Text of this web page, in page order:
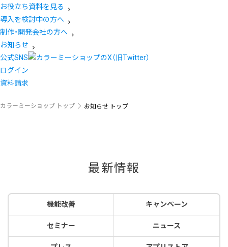
お役立ち資料を見る
導入を検討中の方へ
制作・開発会社の方へ
お知らせ
公式SNS
ログイン
資料請求
カラーミーショップ トップ お知らせ トップ
最新情報
機能改善 キャンペーン
セミナー ニュース